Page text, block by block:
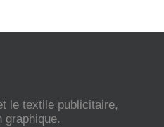
le textile publicitaire,
graphique.